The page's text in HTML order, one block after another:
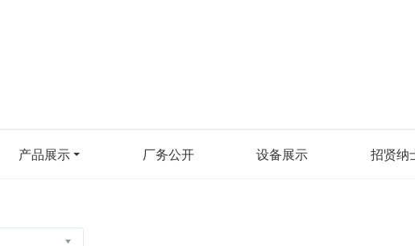
产品展示 厂务公开 设备展示 招贤纳